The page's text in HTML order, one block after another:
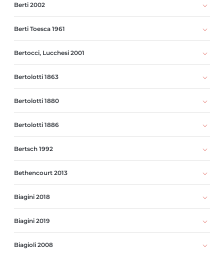
Berti 2002
Berti Toesca 1961
Bertocci, Lucchesi 2001
Bertolotti 1863
Bertolotti 1880
Bertolotti 1886
Bertsch 1992
Bethencourt 2013
Biagini 2018
Biagini 2019
Biagioli 2008